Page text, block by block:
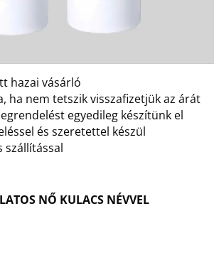
hazai vásárló
ha nem tetszik visszafizetjük az árát
egyedileg készítünk el
és szeretettel készül
szállítással
NŐ KULACS NÉVVEL